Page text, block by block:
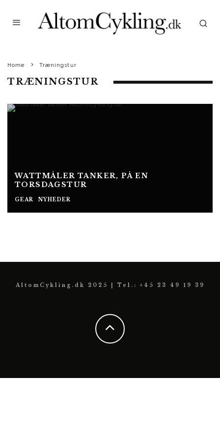
Home Træningstur
TRÆNINGSTUR
WATTMÅLER TANKER, PÅ EN
TORSDAGSTUR
GEAR NYHEDER
AltomCykling.dk 2025 | Tel.: +45 23 49 19 39